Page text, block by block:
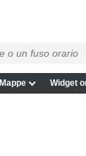
Mappe Widget